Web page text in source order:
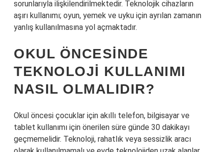
sorunlarıyla ilişkilendirilmektedir. Teknolojik cihazların
aşırı kullanımı; oyun, yemek ve uyku için ayrılan zamanın
yanlış kullanılmasına yol açmaktadır.
OKUL ÖNCESINDE
TEKNOLOJI KULLANIMI
NASIL OLMALIDIR?
Okul öncesi çocuklar için akıllı telefon, bilgisayar ve
tablet kullanımı için önerilen süre günde 30 dakikayı
geçmemelidir. Teknoloji, rahatlık veya sessizlik aracı